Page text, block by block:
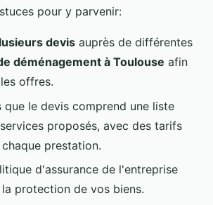
pour y parvenir:
devis auprès de différentes
déménagement à Toulouse afin
offres.
que le devis comprend une liste
proposés, avec des tarifs
prestation.
d'assurance de l'entreprise
protection de vos biens.